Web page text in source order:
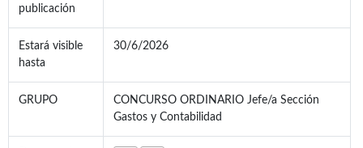
publicación
Estará visible
hasta
30/6/2026
GRUPO
CONCURSO ORDINARIO Jefe/a Sección
Gastos y Contabilidad